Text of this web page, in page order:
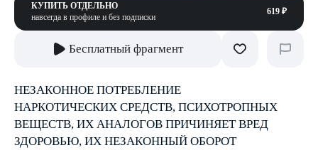
КУПИТЬ ОТДЕЛЬНО
навсегда в профиле и без подписки
619 ₽
Бесплатный фрагмент
НЕЗАКОННОЕ ПОТРЕБЛЕНИЕ
НАРКОТИЧЕСКИХ СРЕДСТВ, ПСИХОТРОПНЫХ
ВЕЩЕСТВ, ИХ АНАЛОГОВ ПРИЧИНЯЕТ ВРЕД
ЗДОРОВЬЮ, ИХ НЕЗАКОННЫЙ ОБОРОТ